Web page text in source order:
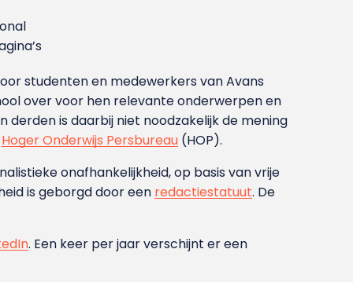
studenten en medewerkers van Avans
over voor hen relevante onderwerpen en
is daarbij niet noodzakelijk de mening
Hoger Onderwijs Persbureau (HOP).
onafhankelijkheid, op basis van vrije
is geborgd door een redactiestatuut. De
. Een keer per jaar verschijnt er een